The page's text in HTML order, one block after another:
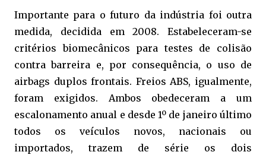
Importante para o futuro da indústria foi outra
medida, decidida em 2008. Estabeleceram-se
critérios biomecânicos para testes de colisão
contra barreira e, por consequência, o uso de
airbags duplos frontais. Freios ABS, igualmente,
foram exigidos. Ambos obedeceram a um
escalonamento anual e desde 1º de janeiro último
todos os veículos novos, nacionais ou
importados, trazem de série os dois